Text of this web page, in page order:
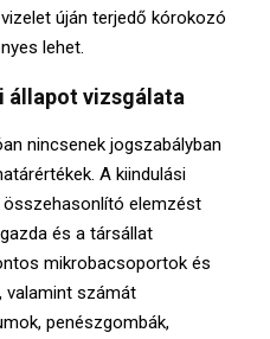
úján terjedő kórokozó
lehet.
állapot vizsgálata
nincsenek jogszabályban
A kiindulási
elemzést
és a társállat
mikrobacsoportok és
valamint számát
penészgombák,